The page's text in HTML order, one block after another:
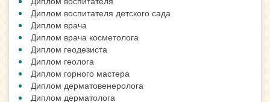
Диплом воспитателя детского сада
Диплом врача
Диплом врача косметолога
Диплом геодезиста
Диплом геолога
Диплом горного мастера
Диплом дерматовенеролога
Диплом дерматолога